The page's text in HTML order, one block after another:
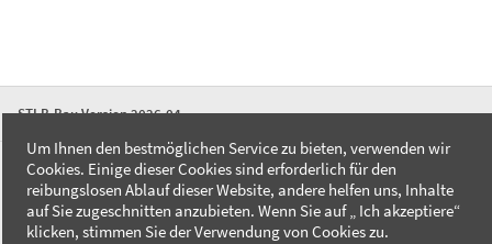
STLB-Bau Version 2026-04
FAQ
Kontakt
Datenschutzerklärung
Um Ihnen den bestmöglichen Service zu bieten, verwenden wir
Cookies. Einige dieser Cookies sind erforderlich für den
reibungslosen Ablauf dieser Website, andere helfen uns, Inhalte
auf Sie zugeschnitten anzubieten. Wenn Sie auf „ Ich akzeptiere“
klicken, stimmen Sie der Verwendung von Cookies zu.